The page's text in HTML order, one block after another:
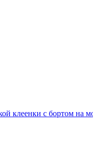
клеенки с бортом на